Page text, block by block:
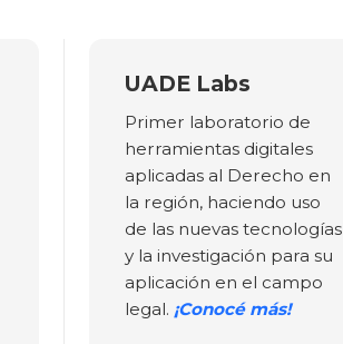
UADE Labs
Primer laboratorio de
herramientas digitales
aplicadas al Derecho en
la región, haciendo uso
de las nuevas tecnologías
y la investigación para su
aplicación en el campo
legal. ¡Conocé más!